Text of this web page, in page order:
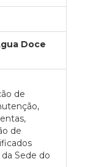
Doce
de
de
Sede do